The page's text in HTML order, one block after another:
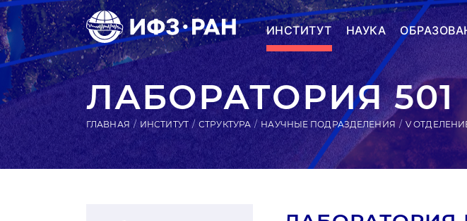
ИНСТИТУТ НАУКА
ЛАБОРАТОРИЯ 501
ГЛАВНАЯ ИНСТИТУТ СТРУКТУРА НАУЧНЫЕ ПОДРАЗДЕЛЕНИЯ V